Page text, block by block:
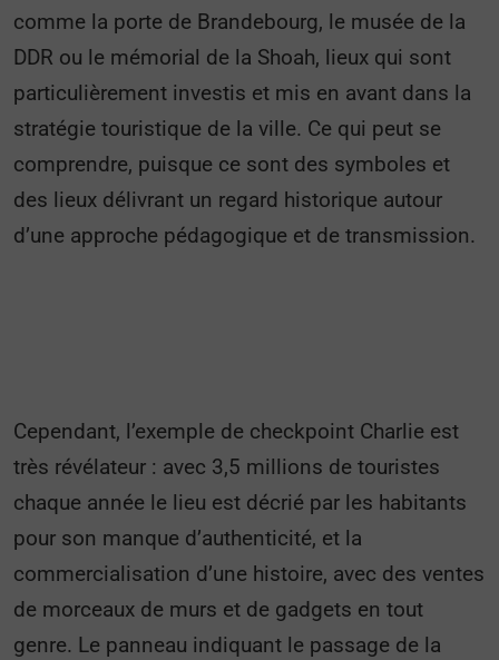
comme la porte de Brandebourg, le musée de la
DDR ou le mémorial de la Shoah, lieux qui sont
particulièrement investis et mis en avant dans la
stratégie touristique de la ville. Ce qui peut se
comprendre, puisque ce sont des symboles et
des lieux délivrant un regard historique autour
d’une approche pédagogique et de transmission.
Cependant, l’exemple de checkpoint Charlie est
très révélateur : avec 3,5 millions de touristes
chaque année le lieu est décrié par les habitants
pour son manque d’authenticité, et la
commercialisation d’une histoire, avec des ventes
de morceaux de murs et de gadgets en tout
genre. Le panneau indiquant le passage de la